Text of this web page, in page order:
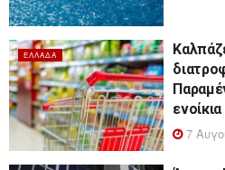
ΕΛΛΆΔΑ
7